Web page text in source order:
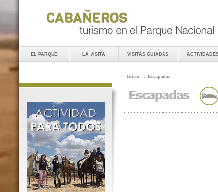
el parque la visita visitas guiadas actividades
Inicio :: Escapadas